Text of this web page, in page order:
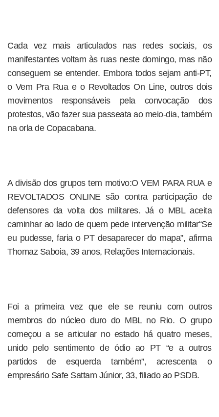
Cada vez mais articulados nas redes sociais, os
manifestantes voltam às ruas neste domingo, mas não
conseguem se entender. Embora todos sejam anti-PT,
o Vem Pra Rua e o Revoltados On Line, outros dois
movimentos responsáveis pela convocação dos
protestos, vão fazer sua passeata ao meio-dia, também
na orla de Copacabana.
A divisão dos grupos tem motivo:O VEM PARA RUA e
REVOLTADOS ONLINE são contra participação de
defensores da volta dos militares. Já o MBL aceita
caminhar ao lado de quem pede intervenção militar“Se
eu pudesse, faria o PT desaparecer do mapa”, afirma
Thomaz Saboia, 39 anos, Relações Internacionais.
Foi a primeira vez que ele se reuniu com outros
membros do núcleo duro do MBL no Rio. O grupo
começou a se articular no estado há quatro meses,
unido pelo sentimento de ódio ao PT “e a outros
partidos de esquerda também”, acrescenta o
empresário Safe Sattam Júnior, 33, filiado ao PSDB.